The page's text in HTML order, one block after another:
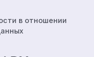
в отношении